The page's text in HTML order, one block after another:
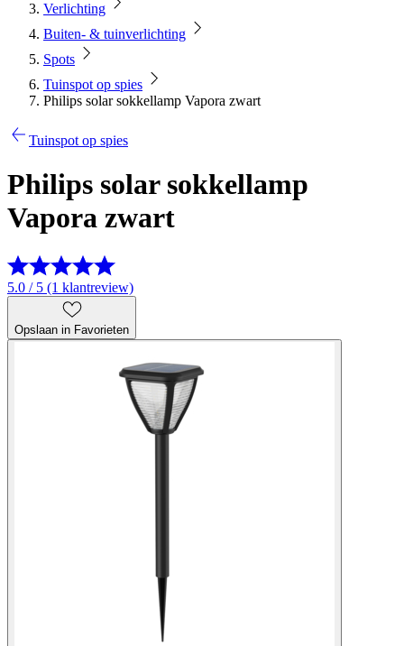
Verlichting
Buiten- & tuinverlichting
Spots
Tuinspot op spies
Philips solar sokkellamp Vapora zwart
Tuinspot op spies
Philips solar sokkellamp
Vapora zwart
5.0 / 5 (1 klantreview)
Opslaan in Favorieten